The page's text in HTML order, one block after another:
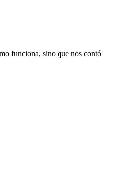
funciona, sino que nos contó